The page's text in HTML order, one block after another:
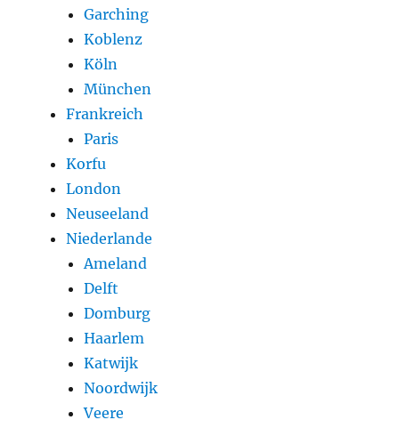
Garching
Koblenz
Köln
München
Frankreich
Paris
Korfu
London
Neuseeland
Niederlande
Ameland
Delft
Domburg
Haarlem
Katwijk
Noordwijk
Veere